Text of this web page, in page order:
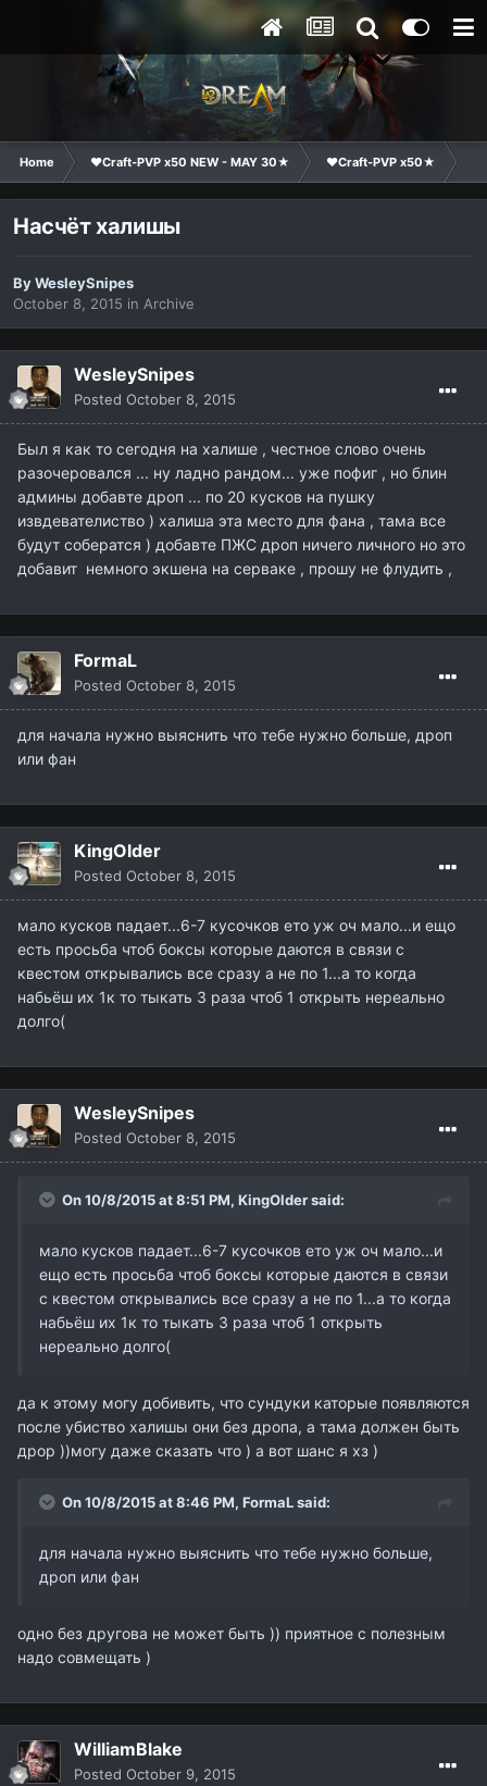
Home ❤Craft-PVP x50 NEW - MAY 30★ ❤Craft-PVP x50★
Насчёт халишы
ByWesleySnipes
October 8, 2015 in Archive
WesleySnipes
Posted October 8, 2015
Был я как то сегодня на халише , честное слово очень
разочеровался ... ну ладно рандом... уже пофиг , но блин
админы добавте дроп ... по 20 кусков на пушку
извдевателиство ) халиша эта место для фана , тама все
будут собератся ) добавте ПЖС дроп ничего личного но это
добавит немного экшена на серваке , прошу не флудить ,
FormaL
Posted October 8, 2015
для начала нужно выяснить что тебе нужно больше, дроп
или фан
KingOlder
Posted October 8, 2015
мало кусков падает...6-7 кусочков ето уж оч мало...и ещо
есть просьба чтоб боксы которые даются в связи с
квестом открывались все сразу а не по 1...а то когда
набьёш их 1к то тыкать 3 раза чтоб 1 открыть нереально
долго(
WesleySnipes
Posted October 8, 2015
On 10/8/2015 at 8:51 PM, KingOldersaid:
мало кусков падает...6-7 кусочков ето уж оч мало...и
ещо есть просьба чтоб боксы которые даются в связи
с квестом открывались все сразу а не по 1...а то когда
набьёш их 1к то тыкать 3 раза чтоб 1 открыть
нереально долго(
да к этому могу добивить, что сундуки каторые появляются
после убиство халишы они без дропа, а тама должен быть
дрор ))могу даже сказать что ) а вот шанс я хз )
On 10/8/2015 at 8:46 PM, FormaLsaid:
для начала нужно выяснить что тебе нужно больше,
дроп или фан
одно без другова не может быть )) приятное с полезным
надо совмещать )
WilliamBlake
Posted October 9, 2015